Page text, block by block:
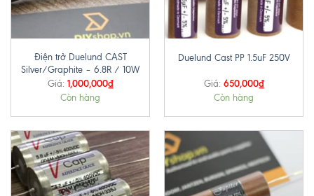
Điện trở Duelund CAST
Silver/Graphite – 6.8R / 10W
Giá: 1,000,000₫
Còn hàng
Duelund Cast PP 1.5uF 250V
Giá: 650,000₫
Còn hàng